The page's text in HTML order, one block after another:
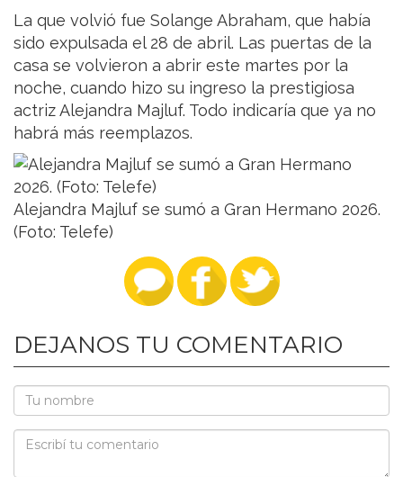
La que volvió fue Solange Abraham, que había
sido expulsada el 28 de abril. Las puertas de la
casa se volvieron a abrir este martes por la
noche, cuando hizo su ingreso la prestigiosa
actriz Alejandra Majluf. Todo indicaría que ya no
habrá más reemplazos.
Alejandra Majluf se sumó a Gran Hermano 2026.
(Foto: Telefe)
DEJANOS TU COMENTARIO